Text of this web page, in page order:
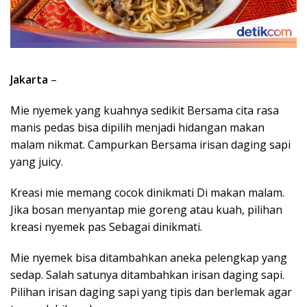
Jakarta –
Mie nyemek yang kuahnya sedikit Bersama cita rasa
manis pedas bisa dipilih menjadi hidangan makan
malam nikmat. Campurkan Bersama irisan daging sapi
yang juicy.
Kreasi mie memang cocok dinikmati Di makan malam.
Jika bosan menyantap mie goreng atau kuah, pilihan
kreasi nyemek pas Sebagai dinikmati.
Mie nyemek bisa ditambahkan aneka pelengkap yang
sedap. Salah satunya ditambahkan irisan daging sapi.
Pilihan irisan daging sapi yang tipis dan berlemak agar